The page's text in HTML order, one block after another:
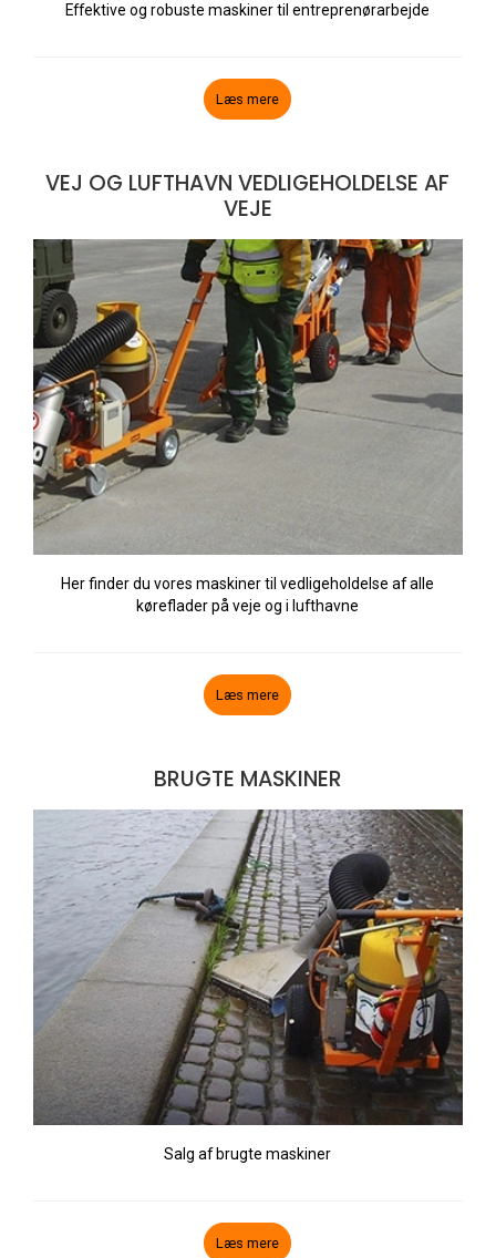
Effektive og robuste maskiner til entreprenørarbejde
Læs mere
VEJ OG LUFTHAVN VEDLIGEHOLDELSE AF
VEJE
Her finder du vores maskiner til vedligeholdelse af alle
køreflader på veje og i lufthavne
Læs mere
BRUGTE MASKINER
Salg af brugte maskiner
Læs mere